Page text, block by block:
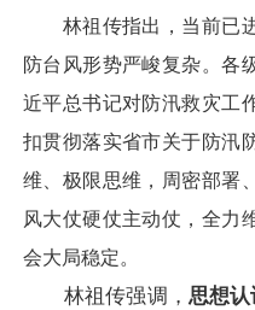
林祖传指出，当前已进
防台风形势严峻复杂。各
近平总书记对防汛救灾工
扣贯彻落实省市关于防汛
维、极限思维，周密部署
风大仗硬仗主动仗，全力
会大局稳定。
林祖传强调， 思想认